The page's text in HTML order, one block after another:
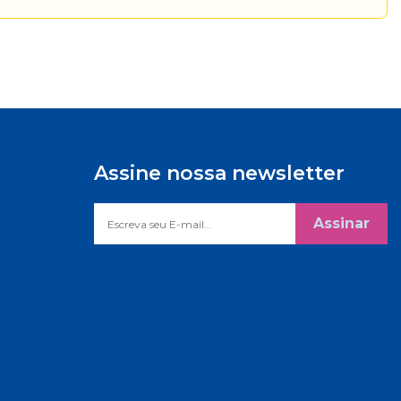
Assine nossa newsletter
Assinar